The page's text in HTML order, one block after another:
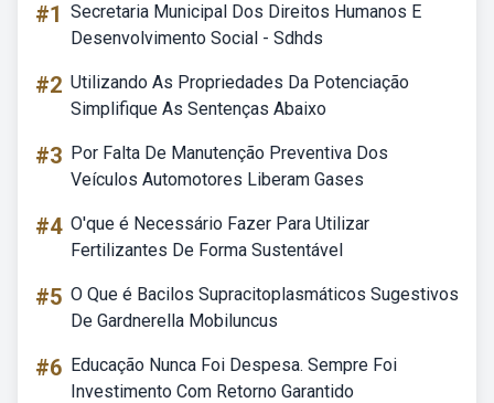
#1 Secretaria Municipal Dos Direitos Humanos E
Desenvolvimento Social - Sdhds
#2 Utilizando As Propriedades Da Potenciação
Simplifique As Sentenças Abaixo
#3 Por Falta De Manutenção Preventiva Dos
Veículos Automotores Liberam Gases
#4 O'que é Necessário Fazer Para Utilizar
Fertilizantes De Forma Sustentável
#5 O Que é Bacilos Supracitoplasmáticos Sugestivos
De Gardnerella Mobiluncus
#6 Educação Nunca Foi Despesa. Sempre Foi
Investimento Com Retorno Garantido